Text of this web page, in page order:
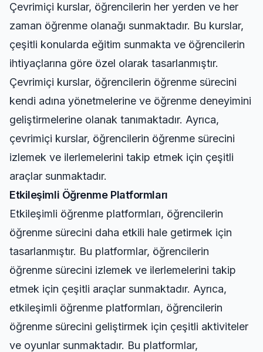
Çevrimiçi kurslar, öğrencilerin her yerden ve her
zaman öğrenme olanağı sunmaktadır. Bu kurslar,
çeşitli konularda eğitim sunmakta ve öğrencilerin
ihtiyaçlarına göre özel olarak tasarlanmıştır.
Çevrimiçi kurslar, öğrencilerin öğrenme sürecini
kendi adına yönetmelerine ve öğrenme deneyimini
geliştirmelerine olanak tanımaktadır. Ayrıca,
çevrimiçi kurslar, öğrencilerin öğrenme sürecini
izlemek ve ilerlemelerini takip etmek için çeşitli
araçlar sunmaktadır.
Etkileşimli Öğrenme Platformları
Etkileşimli öğrenme platformları, öğrencilerin
öğrenme sürecini daha etkili hale getirmek için
tasarlanmıştır. Bu platformlar, öğrencilerin
öğrenme sürecini izlemek ve ilerlemelerini takip
etmek için çeşitli araçlar sunmaktadır. Ayrıca,
etkileşimli öğrenme platformları, öğrencilerin
öğrenme sürecini geliştirmek için çeşitli aktiviteler
ve oyunlar sunmaktadır. Bu platformlar,